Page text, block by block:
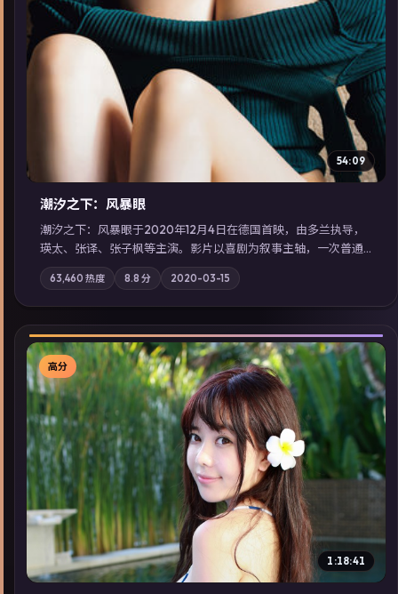
54:09
潮汐之下：风暴眼
潮汐之下：风暴眼于2020年12月4日在德国首映，由多兰执导，
瑛太、张译、张子枫等主演。影片以喜剧为叙事主轴，一次普通
通勤演变成全城关注的生死营救；摄影与配乐强化地域气质；站
内亦可通过「国产免费观看高清电视剧在线看」延展检索同类型
高分佳作，畅享高清在线追剧体验。
63,460 热度 8.8 分 2020-03-15
▶
高分
1:18:41